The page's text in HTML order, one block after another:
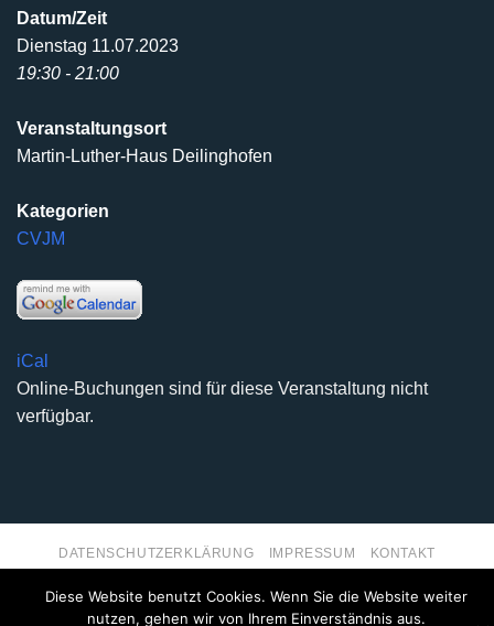
Datum/Zeit
Dienstag 11.07.2023
19:30 - 21:00
Veranstaltungsort
Martin-Luther-Haus Deilinghofen
Kategorien
CVJM
iCal
Online-Buchungen sind für diese Veranstaltung nicht
verfügbar.
DATENSCHUTZERKLÄRUNG IMPRESSUM KONTAKT
kleinzweidrei Kommunikationsdesign
Diese Website benutzt Cookies. Wenn Sie die Website weiter
nutzen, gehen wir von Ihrem Einverständnis aus.